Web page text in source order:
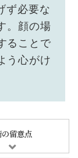
ず必要な
。顔の場
ることで
う心がけ
留意点